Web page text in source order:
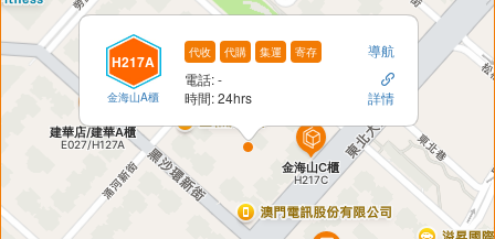
H217A
金海山A櫃
代收 代購 集運 寄存
導航
電話: -

時間: 24hrs 詳情